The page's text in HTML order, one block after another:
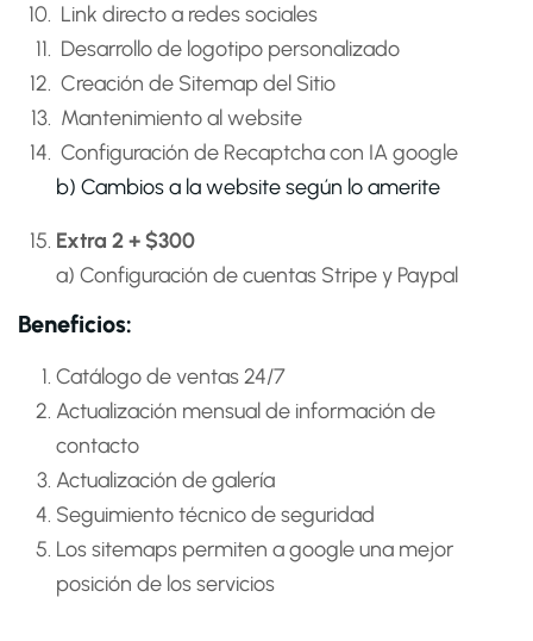
Link directo a redes sociales
Desarrollo de logotipo personalizado
Creación de Sitemap del Sitio
Mantenimiento al website
Configuración de Recaptcha con IA google
b) Cambios a la website según lo amerite
Extra 2 + $300
a) Configuración de cuentas Stripe y Paypal
Beneficios:
Catálogo de ventas 24/7
Actualización mensual de información de
contacto
Actualización de galería
Seguimiento técnico de seguridad
Los sitemaps permiten a google una mejor
posición de los servicios